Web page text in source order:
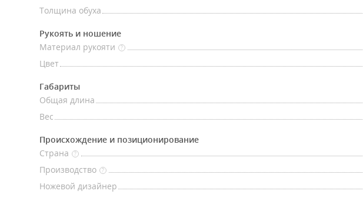
Толщина обуха
Рукоять и ношение
Материал рукояти
?
Цвет
Габариты
Общая длина
Вес
Происхождение и позиционирование
Страна
?
Производство
?
Ножевой дизайнер